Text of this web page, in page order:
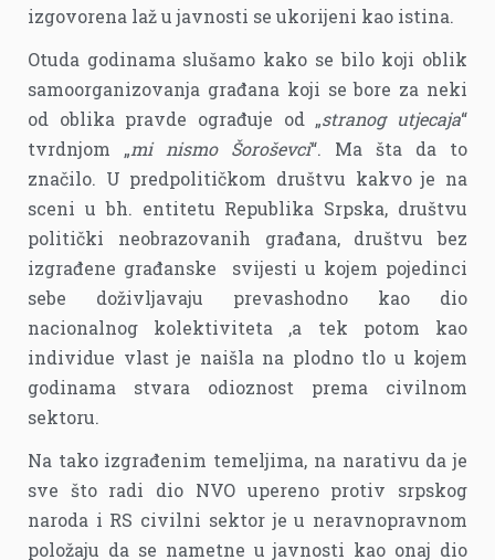
izgovorena laž u javnosti se ukorijeni kao istina.
Otuda godinama slušamo kako se bilo koji oblik
samoorganizovanja građana koji se bore za neki
od oblika pravde ograđuje od „stranog utjecaja“
tvrdnjom „mi nismo Šoroševci“. Ma šta da to
značilo. U predpolitičkom društvu kakvo je na
sceni u bh. entitetu Republika Srpska, društvu
politički neobrazovanih građana, društvu bez
izgrađene građanske svijesti u kojem pojedinci
sebe doživljavaju prevashodno kao dio
nacionalnog kolektiviteta ,a tek potom kao
individue vlast je naišla na plodno tlo u kojem
godinama stvara odioznost prema civilnom
sektoru.
Na tako izgrađenim temeljima, na narativu da je
sve što radi dio NVO upereno protiv srpskog
naroda i RS civilni sektor je u neravnopravnom
položaju da se nametne u javnosti kao onaj dio